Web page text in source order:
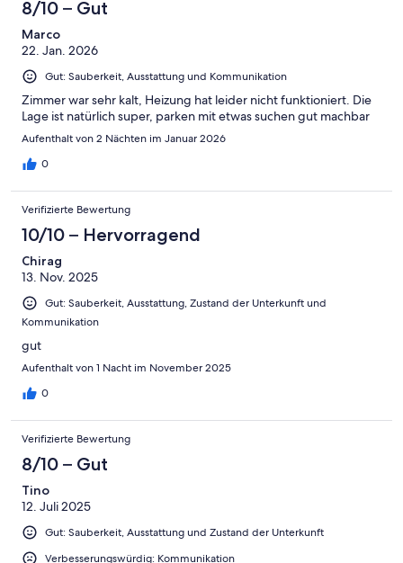
8/10 – Gut
Marco
22. Jan. 2026
Gut: Sauberkeit, Ausstattung und Kommunikation
Zimmer war sehr kalt, Heizung hat leider nicht funktioniert. Die
Lage ist natürlich super, parken mit etwas suchen gut machbar
Aufenthalt von 2 Nächten im Januar 2026
0
Verifizierte Bewertung
10/10 – Hervorragend
Chirag
13. Nov. 2025
Gut: Sauberkeit, Ausstattung, Zustand der Unterkunft und
Kommunikation
gut
Aufenthalt von 1 Nacht im November 2025
0
Verifizierte Bewertung
8/10 – Gut
Tino
12. Juli 2025
Gut: Sauberkeit, Ausstattung und Zustand der Unterkunft
Verbesserungswürdig: Kommunikation